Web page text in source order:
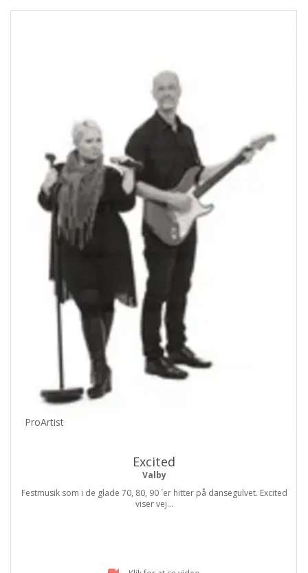
ProArtist
Excited
Valby
Festmusik som i de glade 70, 80, 90 ´er hitter på dansegulvet. Excited
viser vej...